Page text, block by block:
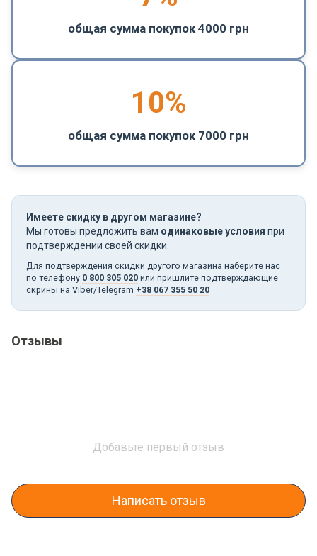
общая сумма покупок 4000 грн
10%
общая сумма покупок 7000 грн
Имеете скидку в другом магазине?
Мы готовы предложить вам одинаковые условия при
подтверждении своей скидки.
Для подтверждения скидки другого магазина наберите нас
по телефону 0 800 305 020 или пришлите подтверждающие
скрины на Viber/Telegram +38 067 355 50 20
Отзывы
Добавьте первый отзыв
Написать отзыв